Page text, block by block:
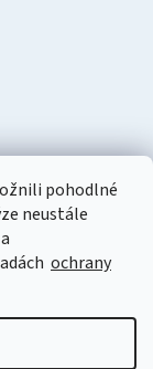
pohodlné
neustále
ochrany